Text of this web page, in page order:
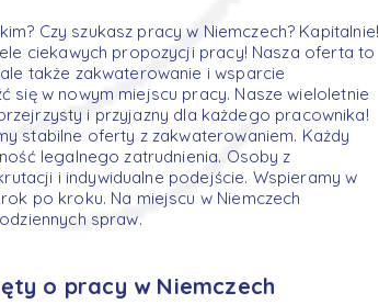
Czy szukasz pracy w Niemczech? Kapitalnie!
ciekawych propozycji pracy! Nasza oferta to
także zakwaterowanie i wsparcie
w nowym miejscu pracy. Nasze wieloletnie
i przyjazny dla każdego pracownika!
stabilne oferty z zakwaterowaniem. Każdy
legalnego zatrudnienia. Osoby z
i indywidualne podejście. Wspieramy w
po kroku. Na miejscu w Niemczech
spraw.
o pracy w Niemczech